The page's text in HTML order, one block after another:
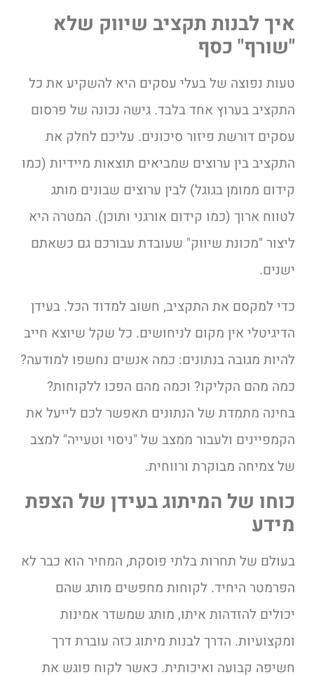
איך לבנות תקציב שיווק שלא
"שורף" כסף
טעות נפוצה של בעלי עסקים היא להשקיע את כל
התקציב בערוץ אחד בלבד. גישה נכונה של פרסום
עסקים דורשת פיזור סיכונים. עליכם לחלק את
התקציב בין ערוצים שמביאים תוצאות מיידיות (כמו
קידום ממומן בגוגל) לבין ערוצים שבונים מותג
לטווח ארוך (כמו קידום אורגני ותוכן). המטרה היא
ליצור "מכונת שיווק" שעובדת עבורכם גם כשאתם
ישנים.
כדי למקסם את התקציב, חשוב למדוד הכל. בעידן
הדיגיטלי אין מקום לניחושים. כל שקל שיוצא חייב
להיות מגובה בנתונים: כמה אנשים נחשפו למודעה?
כמה מהם הקליקו? וכמה מהם הפכו ללקוחות?
בחינה מתמדת של הנתונים תאפשר לכם לייעל את
הקמפיינים ולעבור ממצב של "ניסוי וטעייה" למצב
של צמיחה מבוקרת ורווחית.
כוחו של המיתוג בעידן של הצפת
מידע
בעולם של תחרות בלתי פוסקת, המחיר הוא כבר לא
הפרמטר היחיד. לקוחות מחפשים מותג שהם
יכולים להזדהות איתו, מותג שמשדר אמינות
ומקצועיות. הדרך לבנות מיתוג כזה עוברת דרך
חשיפה קבועה ואיכותית. כאשר לקוח פוגש את